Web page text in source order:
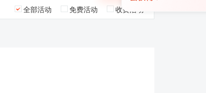
全部活动 免费活动 收费活动